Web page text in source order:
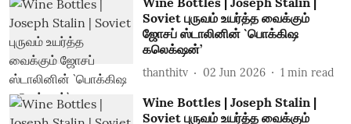
Soviet புருவம் உயர்த்த வைக்கும்
ஜோசப் ஸ்டாலினின் `பொக்கிஷ
கலெக்‌ஷன்’
thanthitv 02 Jun 2026 1 min read
Wine Bottles | Joseph Stalin |
Soviet புருவம் உயர்த்த வைக்கும்